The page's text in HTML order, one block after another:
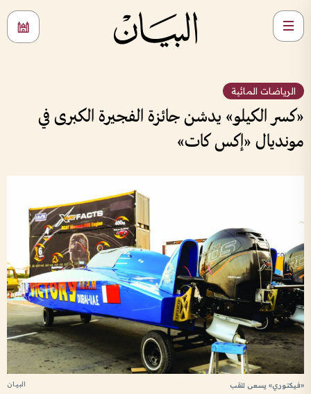
الرياضات المائية
«كسر الكيلو» يدشن جائزة الفجيرة الكبرى في
مونديال «إكس كات»
البيان «فيكتوري» يسعى للقب